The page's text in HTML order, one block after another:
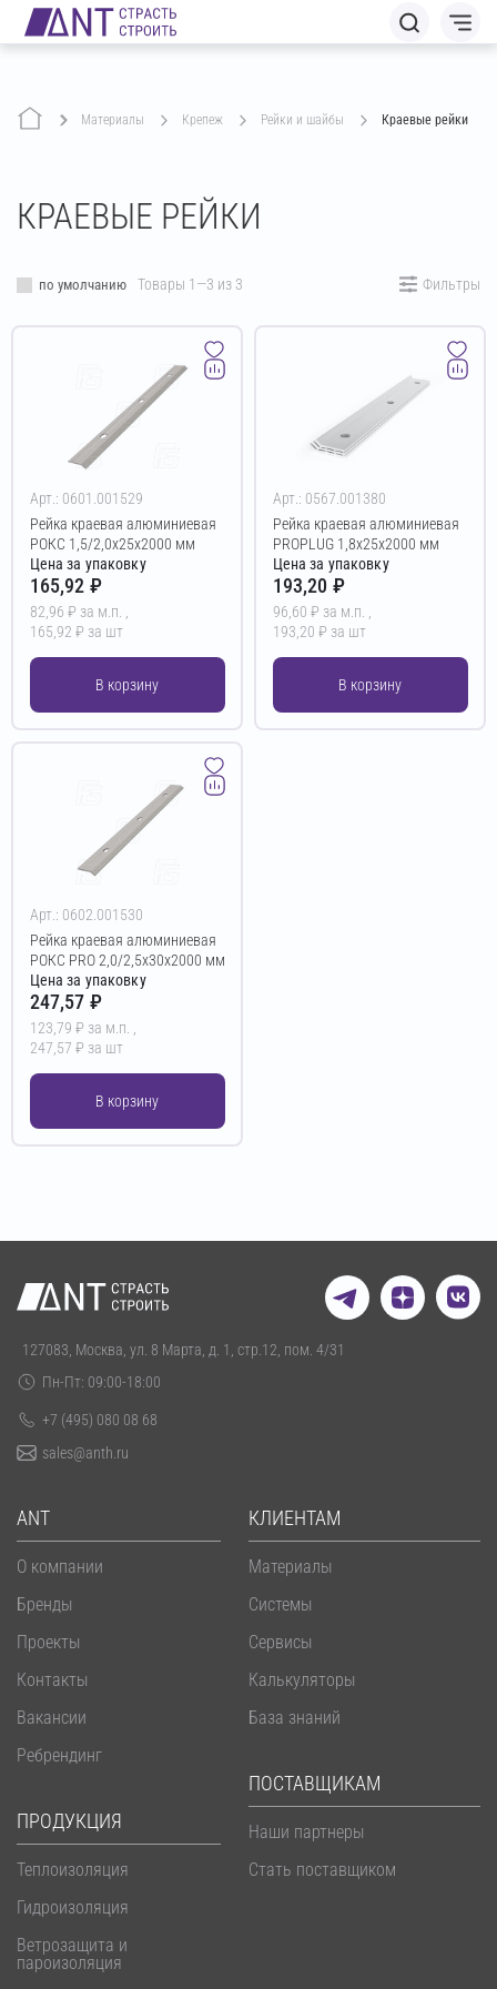
Материалы крепеж рейки и шайбы Краевые рейки
КРАЕВЫЕ РЕЙКИ
по умолчанию Товары 1—3 из 3 Фильтры
Арт.: 0601.001529
Рейка краевая алюминиевая
РОКС 1,5/2,0х25х2000 мм
Цена за упаковку
165,92 ₽
82,96 ₽ за м.п. ,
165,92 ₽ за шт
В корзину
Арт.: 0567.001380
Рейка краевая алюминиевая
PROPLUG 1,8х25х2000 мм
Цена за упаковку
193,20 ₽
96,60 ₽ за м.п. ,
193,20 ₽ за шт
В корзину
Арт.: 0602.001530
Рейка краевая алюминиевая
РОКС PRO 2,0/2,5х30х2000 мм
Цена за упаковку
247,57 ₽
123,79 ₽ за м.п. ,
247,57 ₽ за шт
В корзину
ANT
О компании
Бренды
Проекты
Контакты
Вакансии
Ребрендинг
ПРОДУКЦИЯ
Теплоизоляция
Гидроизоляция
Ветрозащита и
пароизоляция
КЛИЕНТАМ
Материалы
Системы
Сервисы
Калькуляторы
База знаний
ПОСТАВЩИКАМ
Наши партнеры
Стать поставщиком
127083, Москва, ул. 8 Марта, д. 1, стр.12, пом. 4/31
Пн-Пт: 09:00-18:00
+7 (495) 080 08 68
sales@anth.ru